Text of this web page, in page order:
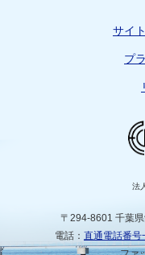
法
〒294-8601 千葉
電話： 直通電話番号
サイ
プ